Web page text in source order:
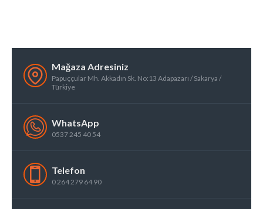
Mağaza Adresiniz
Papuççular Mh. Akkadın Sk. No:13 Adapazarı / Sakarya /
Türkiye
WhatsApp
0537 245 40 54
Telefon
0 264 279 64 90